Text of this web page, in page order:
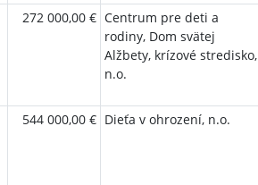
272 000,00 € Centrum pre deti a
rodiny, Dom svätej
Alžbety, krízové stredisko,
n.o.
544 000,00 € Dieťa v ohrození, n.o.